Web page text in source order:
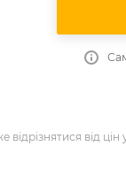
відрізнятися від